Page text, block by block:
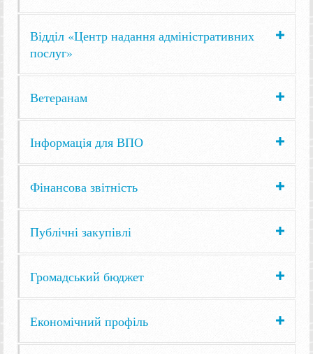
Відділ «Центр надання адміністративних
послуг»
Ветеранам
Інформація для ВПО
Фінансова звітність
Публічні закупівлі
Громадський бюджет
Економічний профіль